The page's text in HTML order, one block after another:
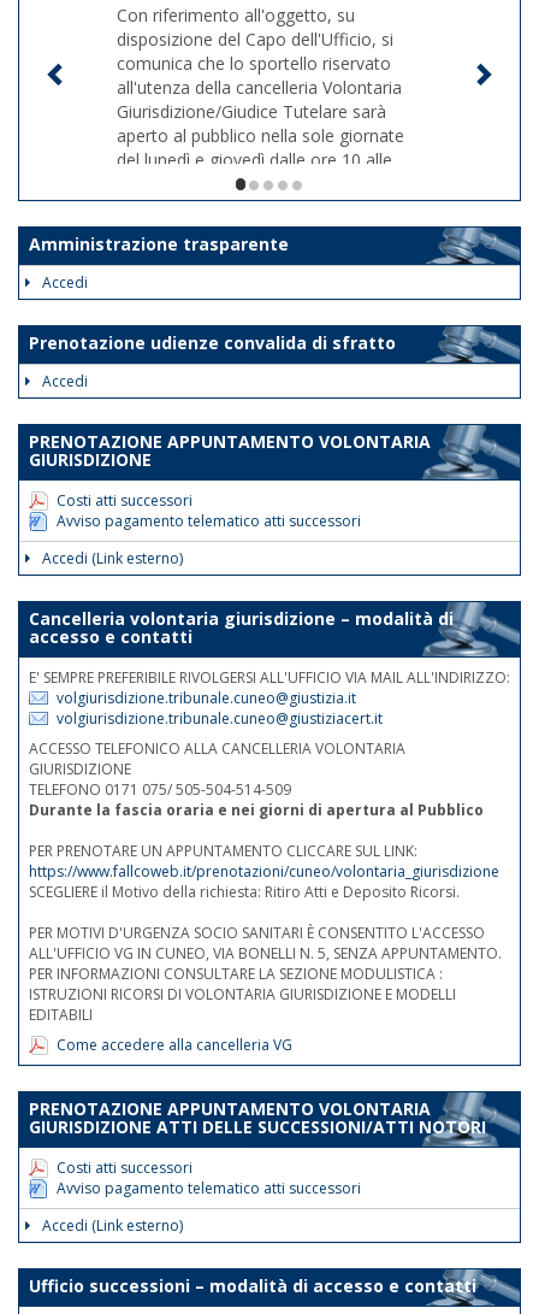
Con riferimento all'oggetto, su
disposizione del Capo dell'Ufficio, si
comunica che lo sportello riservato
all'utenza della cancelleria Volontaria
Giurisdizione/Giudice Tutelare sarà
aperto al pubblico nella sole giornate
del lunedì e giovedì dalle ore 10 alle
ore 12. Le disposizioni suddette
avranno validità dalla data odierna fino
al 30 giugno 2026.
al fine di assicurare la trattazione con
priorità assoluta degli atti indifferibili e
urgenti.
Nelle medesime giornate e fasce
orarie sarà garantita la reperibilità
telefonica ai nn.rr. 0171 075
507/508/514.
1/5
Amministrazione trasparente
Accedi
Prenotazione udienze convalida di sfratto
Accedi
PRENOTAZIONE APPUNTAMENTO VOLONTARIA
GIURISDIZIONE
Costi atti successori
Avviso pagamento telematico atti successori
Accedi (Link esterno)
Cancelleria volontaria giurisdizione – modalità di
accesso e contatti
E' SEMPRE PREFERIBILE RIVOLGERSI ALL'UFFICIO VIA MAIL ALL'INDIRIZZO:
volgiurisdizione.tribunale.cuneo@giustizia.it
volgiurisdizione.tribunale.cuneo@giustiziacert.it
ACCESSO TELEFONICO ALLA CANCELLERIA VOLONTARIA
GIURISDIZIONE
TELEFONO 0171 075/ 505-504-514-509
Durante la fascia oraria e nei giorni di apertura al Pubblico
PER PRENOTARE UN APPUNTAMENTO CLICCARE SUL LINK:
https://www.fallcoweb.it/prenotazioni/cuneo/volontaria_giurisdizione
SCEGLIERE il Motivo della richiesta: Ritiro Atti e Deposito Ricorsi.
PER MOTIVI D'URGENZA SOCIO SANITARI È CONSENTITO L'ACCESSO
ALL'UFFICIO VG IN CUNEO, VIA BONELLI N. 5, SENZA APPUNTAMENTO.
PER INFORMAZIONI CONSULTARE LA SEZIONE MODULISTICA :
ISTRUZIONI RICORSI DI VOLONTARIA GIURISDIZIONE E MODELLI
EDITABILI
Come accedere alla cancelleria VG
PRENOTAZIONE APPUNTAMENTO VOLONTARIA
GIURISDIZIONE ATTI DELLE SUCCESSIONI/ATTI NOTORI
Costi atti successori
Avviso pagamento telematico atti successori
Accedi (Link esterno)
Ufficio successioni – modalità di accesso e contatti